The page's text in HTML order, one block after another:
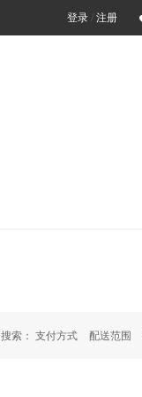
登录 / 注册
索： 支付方式 配送范围